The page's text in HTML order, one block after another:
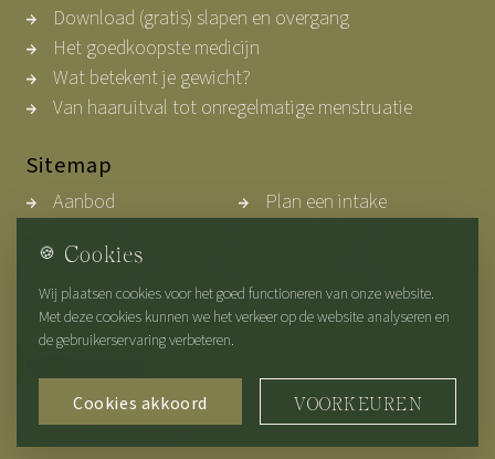
Download (gratis) slapen en overgang
Het goedkoopste medicijn
Wat betekent je gewicht?
Van haaruitval tot onregelmatige menstruatie
Sitemap
Aanbod
Plan een intake
Werkwijze
Blogs
Privacybeleid
🍪 Cookies
Wij plaatsen cookies voor het goed functioneren van onze website.
Met deze cookies kunnen we het verkeer op de website analyseren en
de gebruikerservaring verbeteren.
Cookies akkoord VOORKEUREN